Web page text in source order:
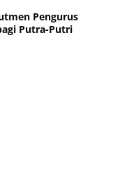
Pengurus
Putra-Putri